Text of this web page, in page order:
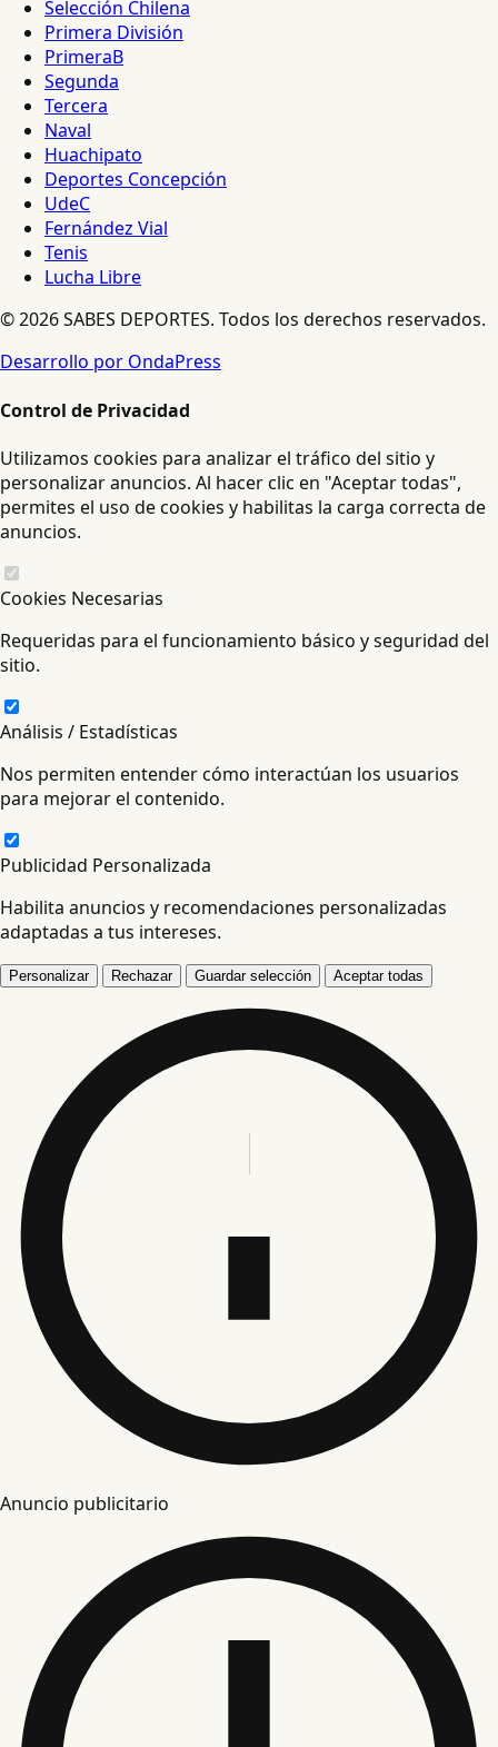
Selección Chilena
Primera División
PrimeraB
Segunda
Tercera
Naval
Huachipato
Deportes Concepción
UdeC
Fernández Vial
Tenis
Lucha Libre
© 2026 SABES DEPORTES. Todos los derechos reservados.
Desarrollo por OndaPress
Control de Privacidad
Utilizamos cookies para analizar el tráfico del sitio y
personalizar anuncios. Al hacer clic en "Aceptar todas",
permites el uso de cookies y habilitas la carga correcta de
anuncios.
Cookies Necesarias
Requeridas para el funcionamiento básico y seguridad del
sitio.
Análisis / Estadísticas
Nos permiten entender cómo interactúan los usuarios
para mejorar el contenido.
Publicidad Personalizada
Habilita anuncios y recomendaciones personalizadas
adaptadas a tus intereses.
Personalizar Rechazar Guardar selección Aceptar todas
Anuncio publicitario